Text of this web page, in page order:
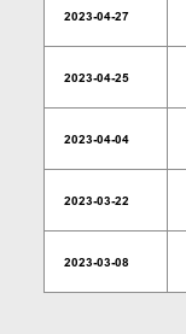
2023-04-27
2023-04-25
2023-04-04
2023-03-22
2023-03-08